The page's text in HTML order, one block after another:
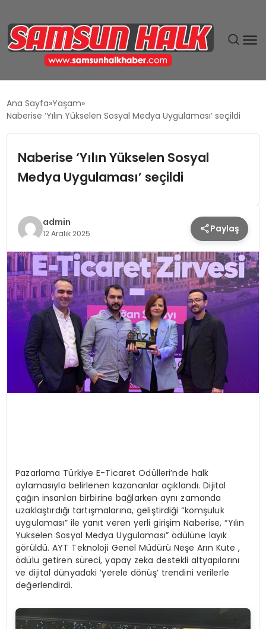
EKONOMI
GÜNDEM
MAGAZIN
SIYASET
SPOR
TEKNOLOJI
YAŞAM
Ana Sayfa Yaşam
Naberise ‘Yılın Yükselen Sosyal Medya Uygulaması’ seçildi
Naberise ‘Yılın Yükselen Sosyal
Medya Uygulaması’ seçildi
admin
12 Aralık 2025 Paylaş
Pazarlama Türkiye E-Ticaret Ödülleri’nde halk
oylamasıyla belirlenen kazananlar açıklandı. Dijital
çağın insanları birbirine bağlarken aynı zamanda
uzaklaştırdığı tartışmalarına, geliştirdiği “komşuluk
uygulaması” ile yanıt veren yerli girişim Naberise, “Yılın
Yükselen Sosyal Medya Uygulaması” ödülüne layık
görüldü. AYT Teknoloji Genel Müdürü Neşe Arın Kute ,
ödülü getiren süreci, yapay zeka destekli altyapılarını
ve dijital dünyadaki ‘yerele dönüş’ trendini verilerle
değerlendirdi.